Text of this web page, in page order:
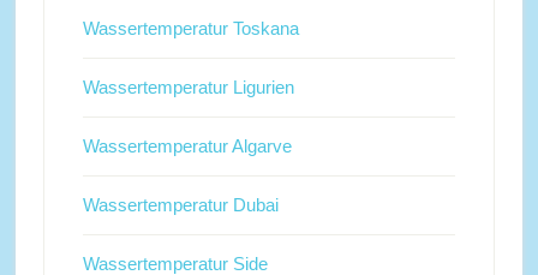
Wassertemperatur Toskana
Wassertemperatur Ligurien
Wassertemperatur Algarve
Wassertemperatur Dubai
Wassertemperatur Side